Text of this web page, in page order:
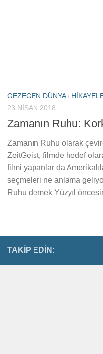
GEZEGEN DÜNYA/
23 NISAN 2018
Zamanın Ruhu:
Zamanın Ruhu olarak
ZeitGeist, filmde hedef
filmi yapanlar da
seçmeleri ne anlama
Ruhu demek Yüzyıl
TAKIP EDIN: